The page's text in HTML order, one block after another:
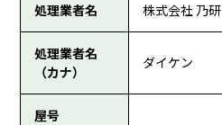
処理業者名 株式会社 乃研
処理業者名
（カナ）
ダイケン
屋号